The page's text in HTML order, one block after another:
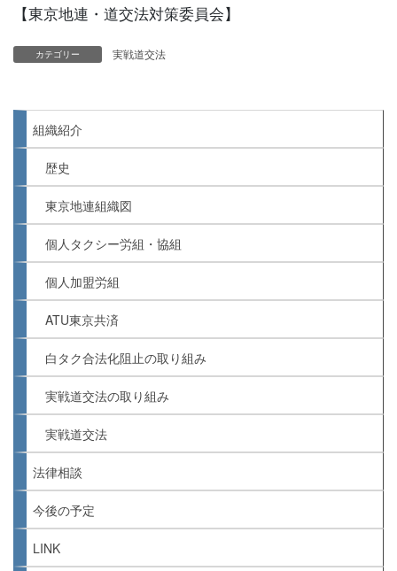
【東京地連・道交法対策委員会】
カテゴリー 実戦道交法
組織紹介
歴史
東京地連組織図
個人タクシー労組・協組
個人加盟労組
ATU東京共済
白タク合法化阻止の取り組み
実戦道交法の取り組み
実戦道交法
法律相談
今後の予定
LINK